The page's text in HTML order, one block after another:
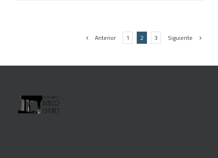
Anterior 1 2 3 Siguiente